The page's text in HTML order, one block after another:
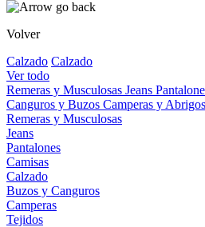
Volver
Calzado Calzado
Ver todo
Remeras y Musculosas Jeans
Canguros y Buzos Camperas y Abrigos
Remeras y Musculosas
Jeans
Pantalones
Camisas
Calzado
Buzos y Canguros
Camperas
Tejidos